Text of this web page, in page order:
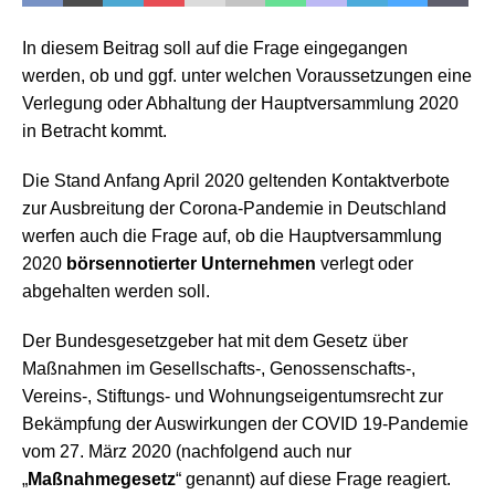
In diesem Beitrag soll auf die Frage eingegangen
werden, ob und ggf. unter welchen Voraussetzungen eine
Verlegung oder Abhaltung der Hauptversammlung 2020
in Betracht kommt.
Die Stand Anfang April 2020 geltenden Kontaktverbote
zur Ausbreitung der Corona-Pandemie in Deutschland
werfen auch die Frage auf, ob die Hauptversammlung
2020 börsennotierter Unternehmen verlegt oder
abgehalten werden soll.
Der Bundesgesetzgeber hat mit dem Gesetz über
Maßnahmen im Gesellschafts-, Genossenschafts-,
Vereins-, Stiftungs- und Wohnungseigentumsrecht zur
Bekämpfung der Auswirkungen der COVID 19-Pandemie
vom 27. März 2020 (nachfolgend auch nur
„Maßnahmegesetz“ genannt) auf diese Frage reagiert.